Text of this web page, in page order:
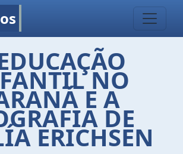
NO
E A
DE
ERICHSEN